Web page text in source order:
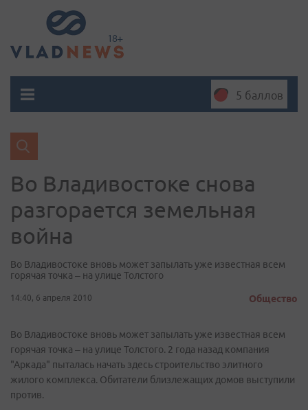
5 баллов
Во Владивостоке снова
разгорается земельная
война
Во Владивостоке вновь может запылать уже известная всем
горячая точка – на улице Толстого
14:40, 6 апреля 2010 Общество
Во Владивостоке вновь может запылать уже известная всем
горячая точка – на улице Толстого. 2 года назад компания
"Аркада" пыталась начать здесь строительство элитного
жилого комплекса. Обитатели близлежащих домов выступили
против.